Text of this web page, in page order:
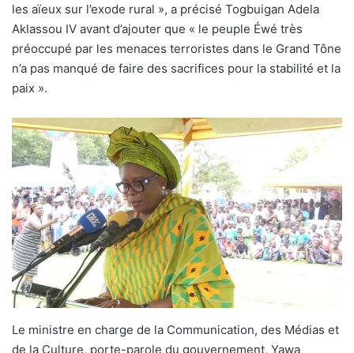
les aïeux sur l’exode rural », a précisé Togbuigan Adela
Aklassou IV avant d’ajouter que « le peuple Éwé très
préoccupé par les menaces terroristes dans le Grand Tône
n’a pas manqué de faire des sacrifices pour la stabilité et la
paix ».
Le ministre en charge de la Communication, des Médias et
de la Culture, porte-parole du gouvernement, Yawa